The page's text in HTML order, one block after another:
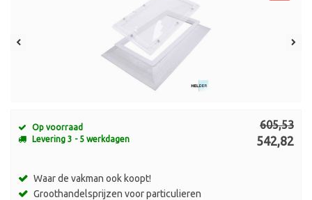
Op voorraad
Levering 3 - 5 werkdagen
605,53
542,82
Waar de vakman ook koopt!
Groothandelsprijzen voor particulieren